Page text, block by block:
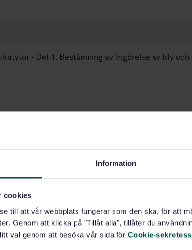
Information
cookies
till att vår webbplats fungerar som den ska, för att
Genom att klicka på "Tillåt alla", tillåter du
val genom att besöka vår sida för Cookie-sekretess
- Del 1: Bestämning av frigörelse av bly och
(67.250)